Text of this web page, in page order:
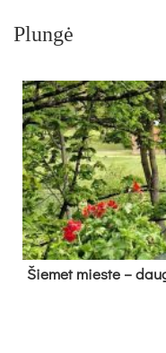
Plungė
Šie­met mies­te –